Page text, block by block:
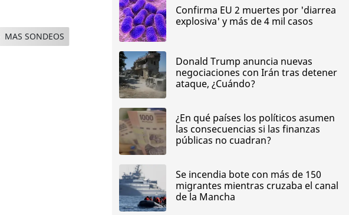
MAS SONDEOS
Confirma EU 2 muertes por 'diarrea
explosiva' y más de 4 mil casos
Donald Trump anuncia nuevas
negociaciones con Irán tras detener
ataque, ¿Cuándo?
¿En qué países los políticos asumen
las consecuencias si las finanzas
públicas no cuadran?
Se incendia bote con más de 150
migrantes mientras cruzaba el canal
de la Mancha